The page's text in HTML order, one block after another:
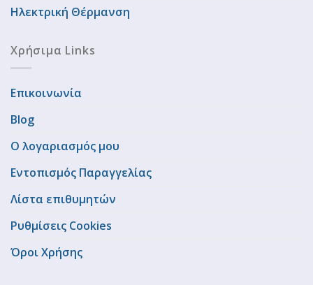
Ηλεκτρική Θέρμανση
Χρήσιμα Links
Επικοινωνία
Blog
Ο λογαριασμός μου
Εντοπισμός Παραγγελίας
Λίστα επιθυμητών
Ρυθμίσεις Cookies
Όροι Χρήσης